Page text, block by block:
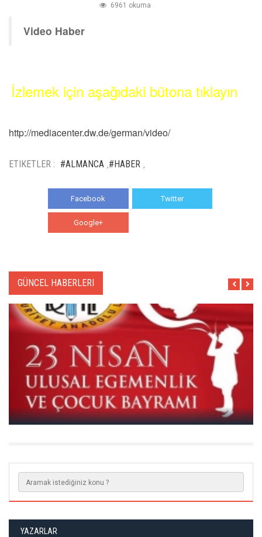
6961 okuma
Video Haber
İzlemek için aşağıdaki bütona tıklayın
http://mediacenter.dw.de/german/video/
ETIKETLER : #ALMANCA #HABER
Facebook Twitter
Google+
GÜNCEL HABERLERI
YAZARLAR